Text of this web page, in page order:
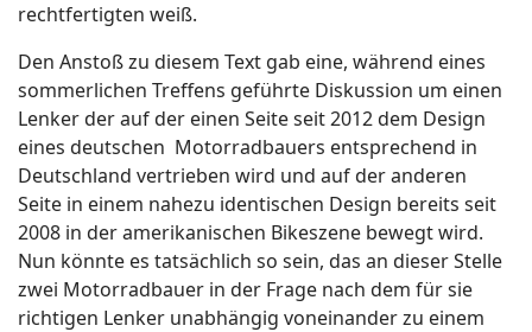
rechtfertigten weiß.
Den Anstoß zu diesem Text gab eine, während eines
sommerlichen Treffens geführte Diskussion um einen
Lenker der auf der einen Seite seit 2012 dem Design
eines deutschen Motorradbauers entsprechend in
Deutschland vertrieben wird und auf der anderen
Seite in einem nahezu identischen Design bereits seit
2008 in der amerikanischen Bikeszene bewegt wird.
Nun könnte es tatsächlich so sein, das an dieser Stelle
zwei Motorradbauer in der Frage nach dem für sie
richtigen Lenker unabhängig voneinander zu einem